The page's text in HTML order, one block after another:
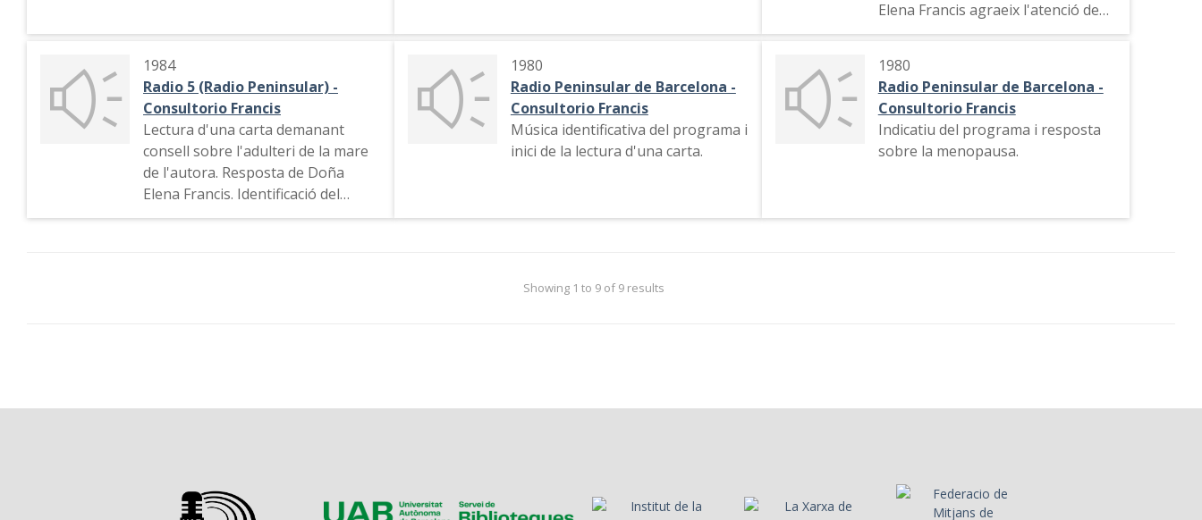
de sortida del programa
Elena Francis agraeix l'atenció de
l'audiència i esmenta a totes les
consultori. Lectura de les cartes de
Josefina i de S. Sánchez i respostes
d'Elena Francis. Última carta del
consultori escrita per Elena
Francis, comiat i sintonia.
1984
Radio 5 (Radio Peninsular) -
Consultorio Francis
Lectura d'una carta demanant
consell sobre l'adulteri de la mare
de l'autora. Resposta de Doña
Elena Francis. Identificació del
programa.
1980
Radio Peninsular de Barcelona -
Consultorio Francis
Música identificativa del programa i
inici de la lectura d'una carta.
1980
Radio Peninsular de Barcelona -
Consultorio Francis
Indicatiu del programa i resposta
sobre la menopausa.
Showing 1 to 9 of 9 results